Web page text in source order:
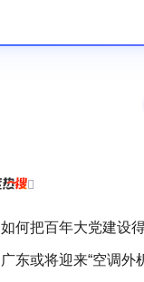

如何把百年大党建设
广东或将迎来“空调外